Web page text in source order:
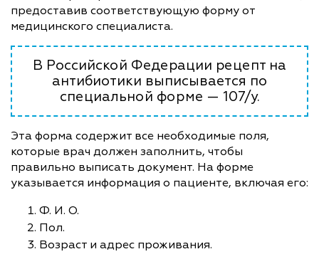
предоставив соответствующую форму от
медицинского специалиста.
В Российской Федерации рецепт на
антибиотики выписывается по
специальной форме — 107/у.
Эта форма содержит все необходимые поля,
которые врач должен заполнить, чтобы
правильно выписать документ. На форме
указывается информация о пациенте, включая его:
Ф. И. О.
Пол.
Возраст и адрес проживания.